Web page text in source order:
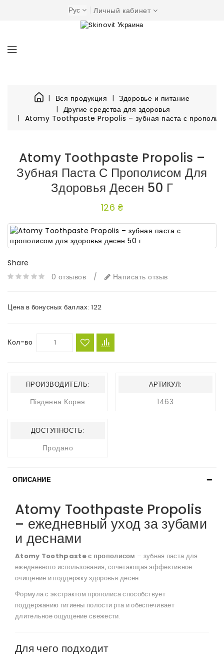
Рус Личный кабинет
Вся продукция
Здоровье и питание
Другие средства для здоровья
Atomy Toothpaste Propolis – зубная паста с
Atomy Toothpaste Propolis –
Зубная Паста С Прополисом Для
Здоровья Десен 50 Г
126 ₴
Share
0 отзывов
/ Написать отзыв
Цена в бонусных баллах: 122
Кол-во
ПРОИЗВОДИТЕЛЬ:
Південна Корея
АРТИКУЛ:
1463
ДОСТУПНОСТЬ:
Продано
ОПИСАНИЕ
Atomy Toothpaste Propolis
– ежедневный уход за зубами
и деснами
Atomy Toothpaste с прополисом – зубная паста для
ежедневного использования, сочетающая эффективное
очищение и поддержку здоровья десен.
Формула с экстрактом прополиса способствует
поддержанию гигиены полости рта и обеспечивает
длительное ощущение свежести.
Для чего подходит